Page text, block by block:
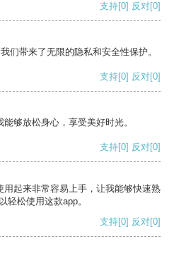
支持[0] 反对[0]
们带来了无限的隐私和安全性保护。
支持[0] 反对[0]
够放松身心，享受美好时光。
支持[0] 反对[0]
起来非常容易上手，让我能够快速熟
轻松使用这款app。
支持[0] 反对[0]